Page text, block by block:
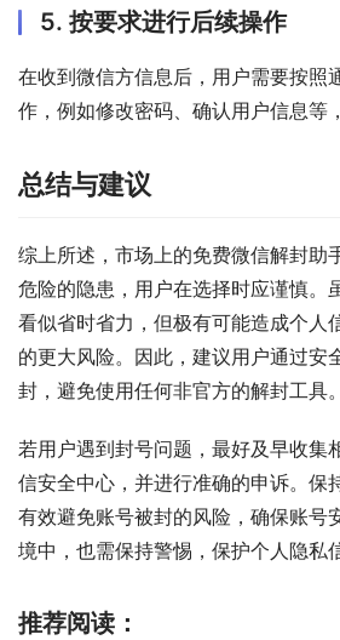
5. 按要求进行后续操作
在收到微信方信息后，用户需要按照
作，例如修改密码、确认用户信息等
总结与建议
综上所述，市场上的免费微信解封助
危险的隐患，用户在选择时应谨慎。
看似省时省力，但极有可能造成个人
的更大风险。因此，建议用户通过安
封，避免使用任何非官方的解封工具。
若用户遇到封号问题，最好及早收集
信安全中心，并进行准确的申诉。保
有效避免账号被封的风险，确保账号
境中，也需保持警惕，保护个人隐私
推荐阅读：